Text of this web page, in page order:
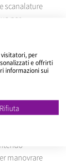
scanalature
per
lo
che
apporta
manovrare
per
e offrirti
informazioni sui
Rifiuta